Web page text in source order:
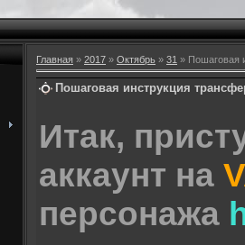
Главная » 2017 » Октябрь » 31 » Пошаговая
Пошаговая инструкция
Итак,
аккаунт на
персонажа